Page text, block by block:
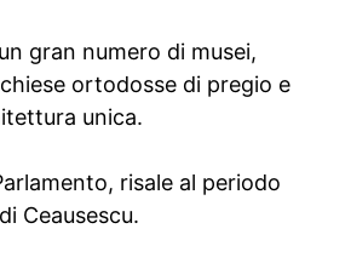
gran numero di musei,
chiese ortodosse di pregio e
unica.
risale al periodo
Ceausescu.